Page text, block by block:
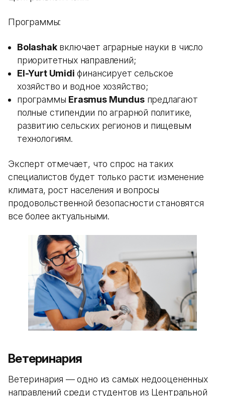
Программы:
Bolashakвключает аграрные науки в число
приоритетных направлений;
El-Yurt Umidi финансирует сельское
хозяйство и водное хозяйство;
программы Erasmus Mundusпредлагают
полные стипендии по аграрной политике,
развитию сельских регионов и пищевым
технологиям.
Эксперт отмечает, что спрос на таких
специалистов будет только расти: изменение
климата, рост населения и вопросы
продовольственной безопасности становятся
все более актуальными.
Ветеринария
Ветеринария — одно из самых недооцененных
направлений среди студентов из Центральной